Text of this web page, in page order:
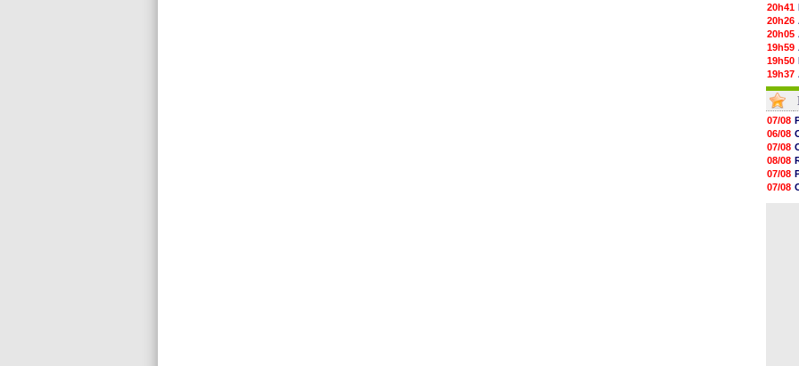
20h41
20h26
20h05
19h59
19h50
19h37
19h12
19h03
18h52
18h41
18h23
18h01
17h37
17h25
17h08
07/08
06/08
07/08
08/08
07/08
07/08